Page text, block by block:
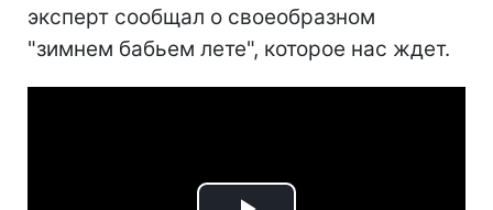
эксперт сообщал о своеобразном
"зимнем бабьем лете", которое нас ждет.